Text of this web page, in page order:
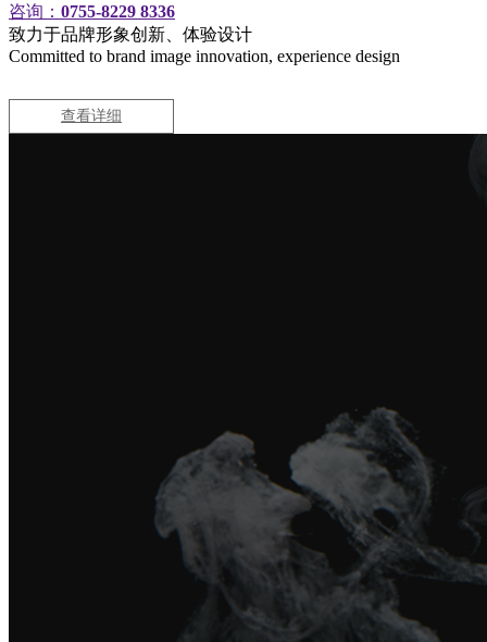
咨询： 0755-8229 8336
致力于品牌形象创新、体验设计
Committed to brand image innovation, experience design
查看详细